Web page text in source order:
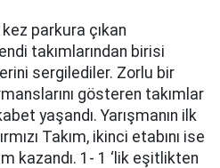
kez parkura çıkan
takımlarından birisi
sergilediler. Zorlu bir
gösteren takımlar
yaşandı. Yarışmanın ilk
Takım, ikinci etabını ise
kazandı. 1- 1 ‘lik eşitlikten